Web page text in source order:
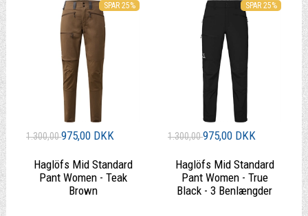
SPAR 25%
1.300,00975,00 DKK
Haglöfs Mid Standard
Pant Women - Teak
Brown
SPAR 25%
1.300,00975,00 DKK
Haglöfs Mid Standard
Pant Women - True
Black - 3 Benlængder